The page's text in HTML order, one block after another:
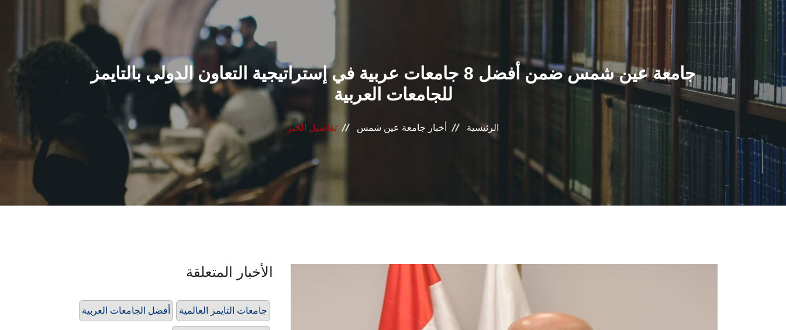
جامعة عين شمس ضمن أفضل 8 جامعات عربية في إستراتيجية التعاون الدولي بالتايمز
للجامعات العربية
الرئيسية أخبار جامعة عين شمس تفاصيل الخبر
الأخبار المتعلقة
أفضل الجامعات العربية جامعات التايمز العالمية